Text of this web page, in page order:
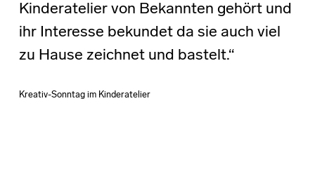
Kinderatelier von Bekannten gehört und
ihr Interesse bekundet da sie auch viel
zu Hause zeichnet und bastelt.“
Kreativ-Sonntag im Kinderatelier